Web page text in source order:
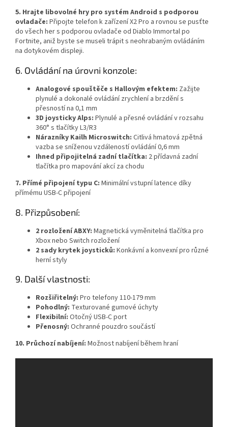
5. Hrajte libovolné hry pro systém Android s podporou
ovladače: Připojte telefon k zařízení X2 Pro a rovnou se pusťte
do všech her s podporou ovladače od Diablo Immortal po
Fortnite, aniž byste se museli trápit s neohrabaným ovládáním
na dotykovém displeji.
6. Ovládání na úrovni konzole:
Analogové spouštěče s Hallovým efektem: Zažijte
plynulé a dokonalé ovládání zrychlení a brzdění s
přesností na 0,1 mm
3D joysticky Alps: Plynulé a přesné ovládání v rozsahu
360° s tlačítky L3/R3
Nárazníky Kailh Microswitch: Citlivá hmatová zpětná
vazba se sníženou vzdáleností ovládání 0,6 mm
Ihned připojitelná zadní tlačítka: 2 přídavná zadní
tlačítka pro mapování akcí za chodu
7. Přímé připojení typu C: Minimální vstupní latence díky
přímému USB-C připojení
8. Přizpůsobení:
2 rozložení ABXY: Magnetická vyměnitelná tlačítka pro
Xbox nebo Switch rozložení
2 sady krytek joysticků: Konkávní a konvexní pro různé
herní styly
9. Další vlastnosti:
Rozšiřitelný: Pro telefony 110-179 mm
Pohodlný: Texturované gumové úchyty
Flexibilní: Otočný USB-C port
Přenosný: Ochranné pouzdro součástí
10. Průchozí nabíjení: Možnost nabíjení během hraní